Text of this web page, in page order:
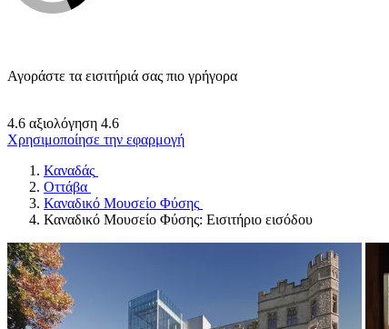
Αγοράστε τα εισιτήριά σας πιο γρήγορα
4.6 αξιολόγηση 4.6
Χρησιμοποίησε την εφαρμογή
Καναδάς
Οττάβα
Καναδικό Μουσείο Φύσης
Καναδικό Μουσείο Φύσης: Εισιτήριο εισόδου